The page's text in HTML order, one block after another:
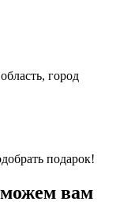
город
вам